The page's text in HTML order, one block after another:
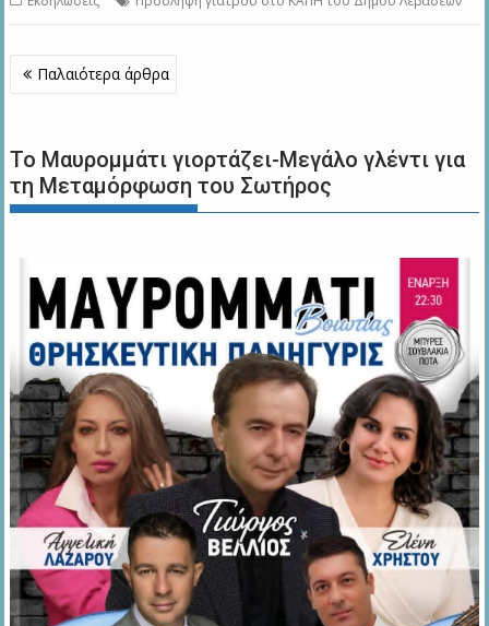
Πλοήγηση
άρθρων
Παλαιότερα άρθρα
Το Μαυρομμάτι γιορτάζει-Μεγάλο γλέντι για
τη Μεταμόρφωση του Σωτήρος